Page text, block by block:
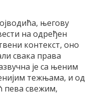
његову
на одређен
контекст, оно
свака права
је са њеним
тежњама, и од
пева свежим,